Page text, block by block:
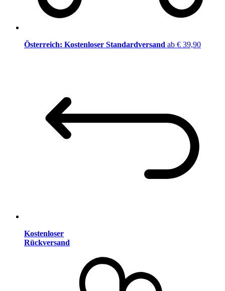
Österreich: Kostenloser Standardversand ab € 39,90
Kostenloser
Rückversand